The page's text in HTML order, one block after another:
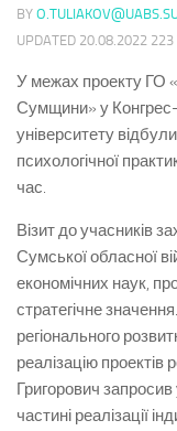
BY
UPDATED 20.08.2022 223
У межах проекту ГО
Сумщини» у
університету
психологічної
час.
Візит до учасників
Сумської обласної
економічних наук,
стратегічне
регіонального
реалізацію
Григорович запросив
частині реалізації